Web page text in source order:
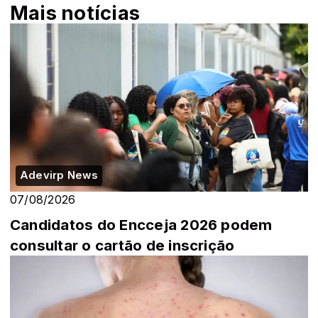
Mais notícias
Adevirp News
07/08/2026
Candidatos do Encceja 2026 podem
consultar o cartão de inscrição